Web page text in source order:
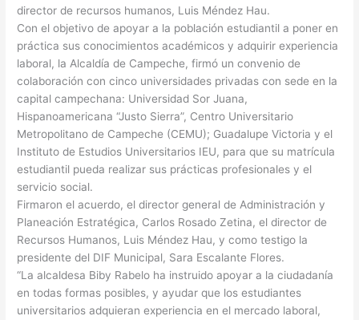
director de recursos humanos, Luis Méndez Hau.
Con el objetivo de apoyar a la población estudiantil a poner en
práctica sus conocimientos académicos y adquirir experiencia
laboral, la Alcaldía de Campeche, firmó un convenio de
colaboración con cinco universidades privadas con sede en la
capital campechana: Universidad Sor Juana,
Hispanoamericana “Justo Sierra”, Centro Universitario
Metropolitano de Campeche (CEMU); Guadalupe Victoria y el
Instituto de Estudios Universitarios IEU, para que su matrícula
estudiantil pueda realizar sus prácticas profesionales y el
servicio social.
Firmaron el acuerdo, el director general de Administración y
Planeación Estratégica, Carlos Rosado Zetina, el director de
Recursos Humanos, Luis Méndez Hau, y como testigo la
presidente del DIF Municipal, Sara Escalante Flores.
“La alcaldesa Biby Rabelo ha instruido apoyar a la ciudadanía
en todas formas posibles, y ayudar que los estudiantes
universitarios adquieran experiencia en el mercado laboral,